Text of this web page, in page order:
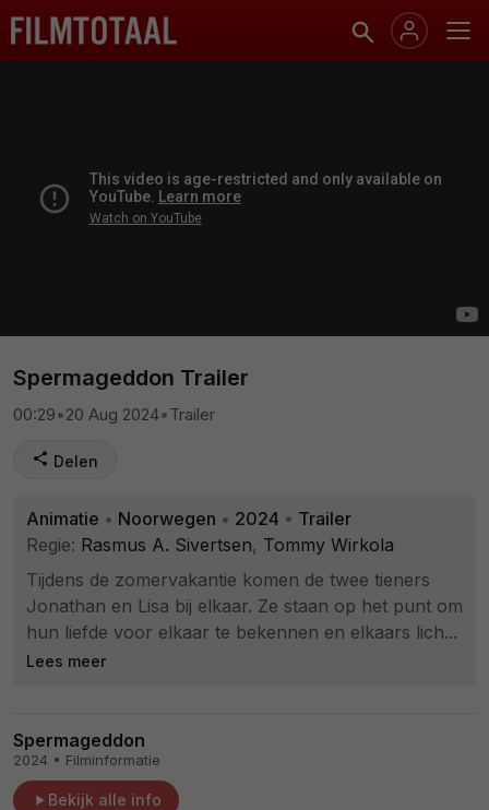
Spermageddon Trailer
00:29•20 Aug 2024•Trailer
Delen
Animatie • Noorwegen • 2024 • Trailer
Regie: Rasmus A. Sivertsen, Tommy Wirkola
Tijdens de zomervakantie komen de twee tieners
Jonathan en Lisa bij elkaar. Ze staan op het punt om
hun liefde voor elkaar te bekennen en elkaars lich...
Lees meer
Spermageddon
2024 • Filminformatie
Bekijk alle info